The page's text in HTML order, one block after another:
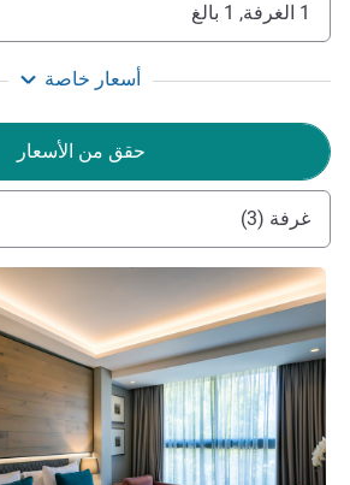
1 الغرفة, 1 بالغ
أسعار خاصة
حقق من الأسعار
غرفة (3)
راجع التفاصيل